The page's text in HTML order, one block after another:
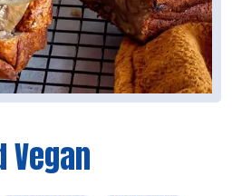
Vegan